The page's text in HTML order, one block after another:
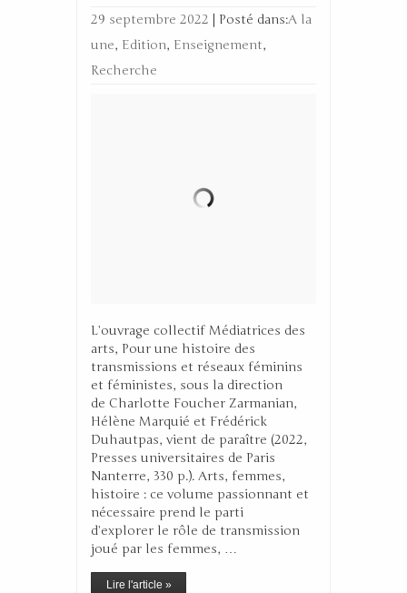
29 septembre 2022 Posté dans:A la
une, Edition, Enseignement,
Recherche
L’ouvrage collectif Médiatrices des
arts, Pour une histoire des
transmissions et réseaux féminins
et féministes, sous la direction
de Charlotte Foucher Zarmanian,
Hélène Marquié et Frédérick
Duhautpas, vient de paraître (2022,
Presses universitaires de Paris
Nanterre, 330 p.). Arts, femmes,
histoire : ce volume passionnant et
nécessaire prend le parti
d’explorer le rôle de transmission
joué par les femmes, …
Lire l'article »